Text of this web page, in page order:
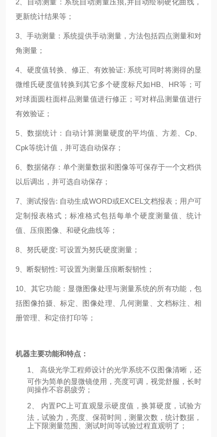
2、自动测量：系统自动测量压痕,并自动绘制硬化曲线，
更新统计结果等；
3、手动测量：系统提供手动测量，方法包括四点测量和对
角测量；
4、硬度值转换、修正、有效验证: 系统可同时将测得的显
微维氏硬度值转换到其它多个硬度标尺如HB、HR等；可
对球面圆柱面样品测量值进行修正；可对样品测量值进行
有效验证；
5、数据统计：自动计算测量硬度的平均值、方差、Cp、
Cpk等统计值，并可选自动保存；
6、数据储存：单个测量数据和图像等可保存于一个文档供
以后调出，并可选自动保存；
7、测试报告: 自动生成WORD或EXCEL文档报表；用户可
定制报表格式；标准格式包括每单个硬度测量值、统计
值、压痕图像、和硬化曲线等；
8、努氏硬度: 可设置为努氏硬度测量；
9、断裂韧性: 可设置为测量压痕断裂韧性；
10、其它功能：显微图像处理与测量系统的所有功能，包
括图像拍摄、标定、图像处理、几何测量、文档标注、相
册管理、和定倍打印等；
机器主要功能和特点：
1、高级光学工程师设计的光学系统不仅图像清晰，还
可作为简单的显微镜使用，亮度可调，视觉舒服，长时
间操作不容易疲劳；
2、 内置PC上可直观显示硬度值，换算硬度，试验方
法，试验力，亮度、保荷时间，测量次数，统计数据，
上下限测量范围、测试时间等试验过程直观明了；